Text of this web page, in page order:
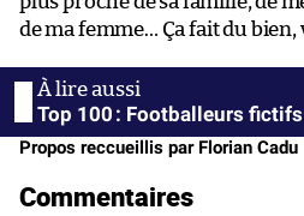
de ma femme… Ça fait du bien,
Top 100 : Footballeurs
Propos reccueillis par Florian Cadu
Commentaires